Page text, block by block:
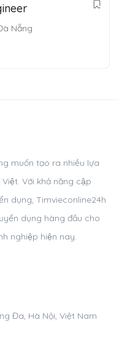
Nẵng
muốn tạo ra nhiều lựa
Với khả năng cập
dụng, Timvieconline24h
dụng hàng đầu cho
nghiệp hiện nay.
Đa, Hà Nội, Việt Nam